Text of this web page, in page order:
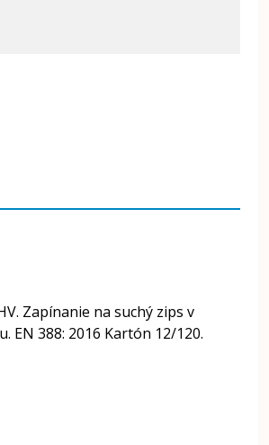
Zapínanie na suchý zips v
388: 2016 Kartón 12/120.